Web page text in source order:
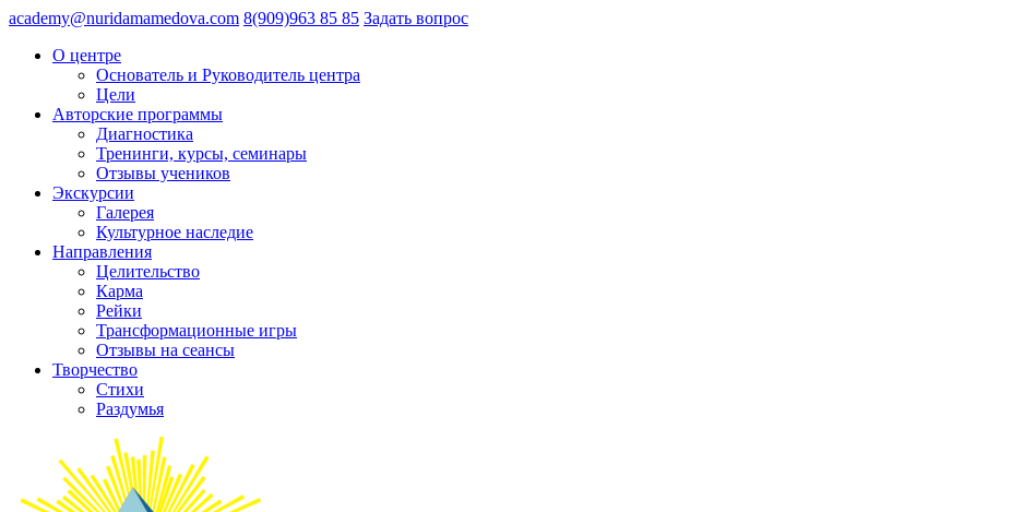
academy@nuridamamedova.com 8(909)963 85 85 Задать вопрос
О центре
Основатель и Руководитель центра
Цели
Авторские программы
Диагностика
Тренинги, курсы, семинары
Отзывы учеников
Экскурсии
Галерея
Культурное наследие
Направления
Целительство
Карма
Рейки
Трансформационные игры
Отзывы на сеансы
Творчество
Стихи
Раздумья